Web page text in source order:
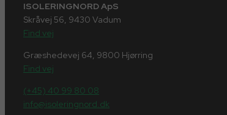
ISOLERINGNORD ApS
Skråvej 56, 9430 Vadum
Find vej
Græshedevej 64, 9800 Hjørring
Find vej
(+45) 40 99 80 08
info@isoleringnord.dk